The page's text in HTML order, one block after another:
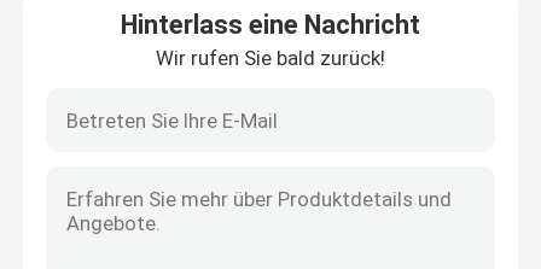
Sea Chest-Siebe
Bilge-Saugsieb
Marine-Einzelölsieb
Hinterlass eine Nachricht
Wir rufen Sie bald zurück!